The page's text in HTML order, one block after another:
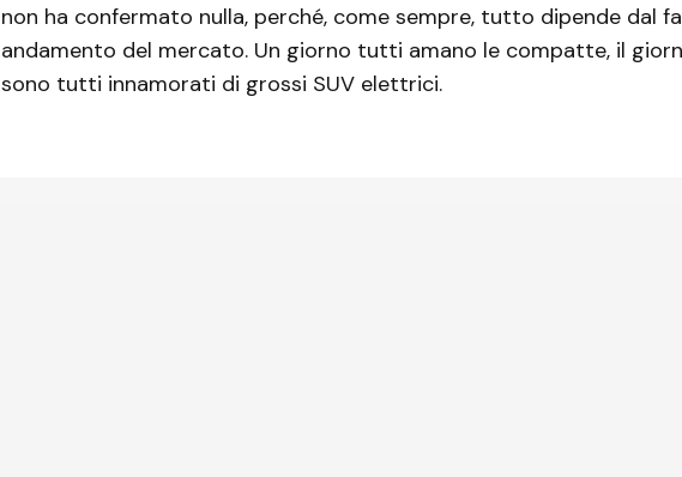
non ha confermato nulla, perché, come sempre, tutto dipende dal
andamento del mercato. Un giorno tutti amano le compatte, il
sono tutti innamorati di grossi SUV elettrici.